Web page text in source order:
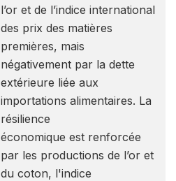
l’or et de l’indice international
des prix des matières
premières, mais
négativement par la dette
extérieure liée aux
importations alimentaires. La
résilience
économique est renforcée
par les productions de l’or et
du coton, l'indice